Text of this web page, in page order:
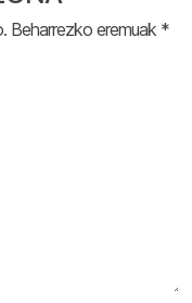
Beharrezko eremuak *